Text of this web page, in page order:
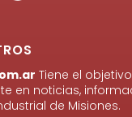
Tiene el
en noticias,
de Misiones.